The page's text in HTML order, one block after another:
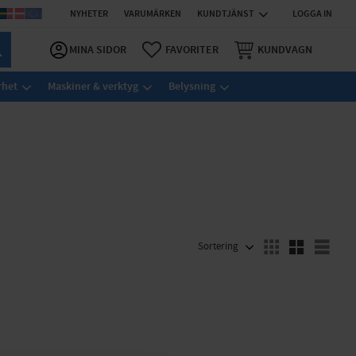
NYHETER VARUMÄRKEN KUNDTJÄNST LOGGA IN
MINA SIDOR FAVORITER KUNDVAGN
Maskiner & verktyg Belysning
VÄLJ SORTERING